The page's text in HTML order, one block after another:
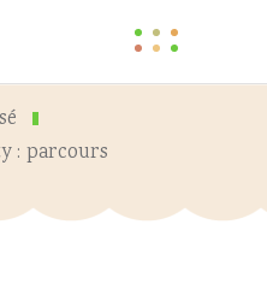
: parcours